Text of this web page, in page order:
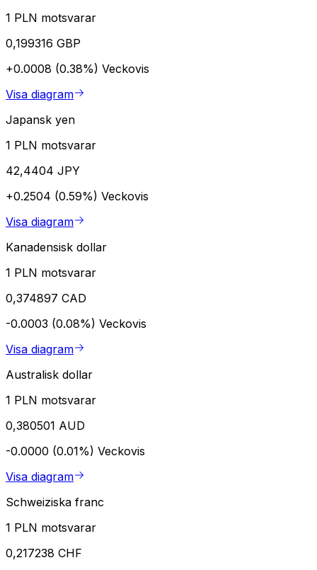
1 PLN motsvarar
0,199316 GBP
+0.0008 (0.38%) Veckovis
Visa diagram
Japansk yen
1 PLN motsvarar
42,4404 JPY
+0.2504 (0.59%) Veckovis
Visa diagram
Kanadensisk dollar
1 PLN motsvarar
0,374897 CAD
-0.0003 (0.08%) Veckovis
Visa diagram
Australisk dollar
1 PLN motsvarar
0,380501 AUD
-0.0000 (0.01%) Veckovis
Visa diagram
Schweiziska franc
1 PLN motsvarar
0,217238 CHF